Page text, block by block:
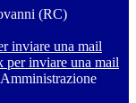
(RC)
inviare una mail
per inviare una mail